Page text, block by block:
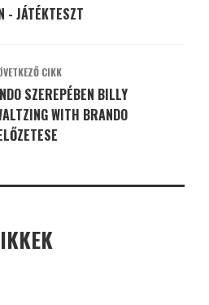
- JÁTÉKTESZT
CIKK
SZEREPÉBEN BILLY
WITH BRANDO